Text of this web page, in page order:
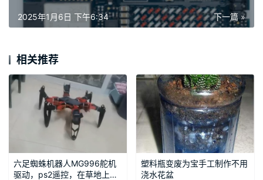
下一篇 »
2025年1月6日 下午6:34
相关推荐
六足蜘蛛机器人MG996舵机
驱动，ps2遥控，在草地上跑
塑料瓶变废为宝手工制作不用
浇水花盆